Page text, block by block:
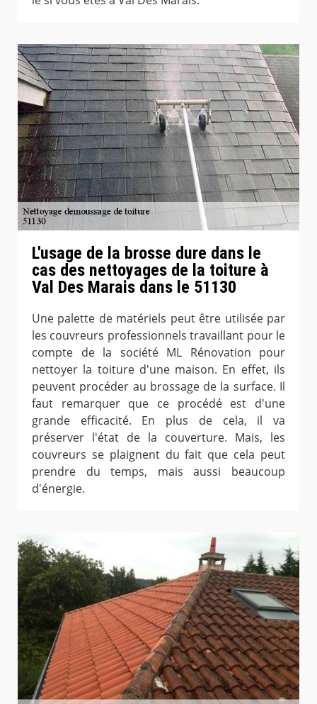
L'usage de la brosse dure dans le
cas des nettoyages de la toiture à
Val Des Marais dans le 51130
Une palette de matériels peut être utilisée par
les couvreurs professionnels travaillant pour le
compte de la société ML Rénovation pour
nettoyer la toiture d'une maison. En effet, ils
peuvent procéder au brossage de la surface. Il
faut remarquer que ce procédé est d'une
grande efficacité. En plus de cela, il va
préserver l'état de la couverture. Mais, les
couvreurs se plaignent du fait que cela peut
prendre du temps, mais aussi beaucoup
d'énergie.